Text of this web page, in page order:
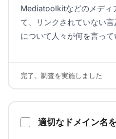
Mediatoolkitなどのメディ
て、リンクされていない
について人々が何を言って
完了。調査を実施しました
適切なドメイン名